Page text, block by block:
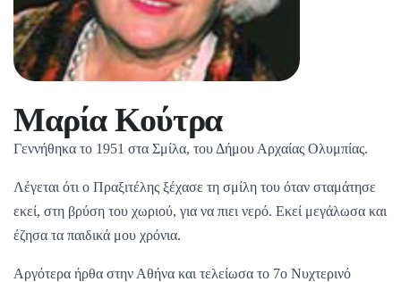
Μαρία Κούτρα
Γεννήθηκα το 1951 στα Σμίλα, του Δήμου Αρχαίας Ολυμπίας.
Λέγεται ότι ο Πραξιτέλης ξέχασε τη σμίλη του όταν σταμάτησε
εκεί, στη βρύση του χωριού, για να πιει νερό. Εκεί μεγάλωσα και
έζησα τα παιδικά μου χρόνια.
Αργότερα ήρθα στην Αθήνα και τελείωσα το 7ο Νυχτερινό